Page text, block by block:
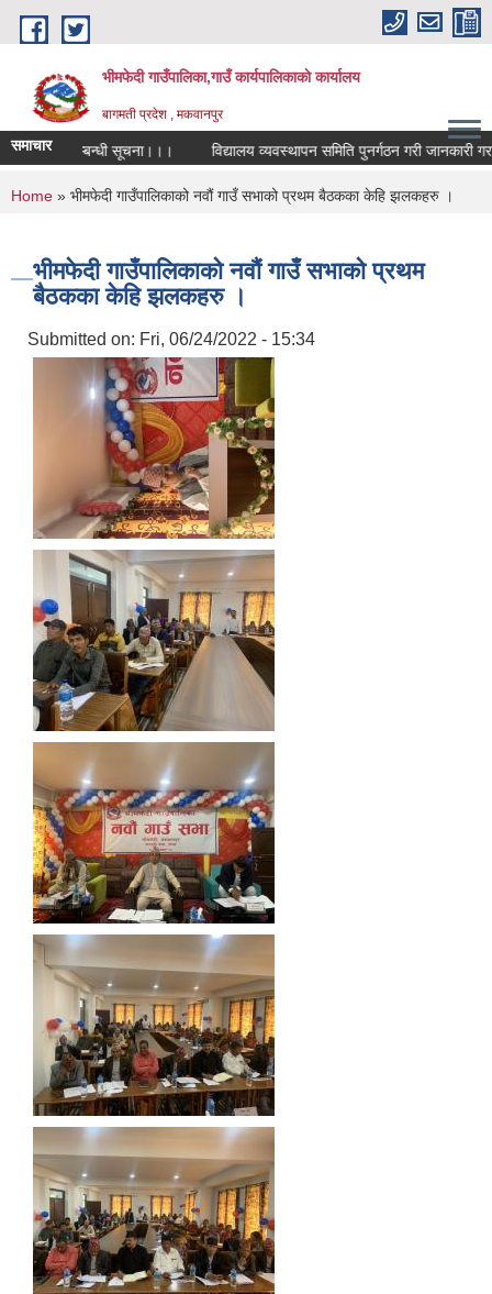
Skip to main content
भीमफेदी गाउँपालिका,गाउँ कार्यपालिकाकाे कार्यालय
बागमती प्रदेश , मकवानपुर
समाचारसम्बन्धी सूचना।।। विद्यालय व्यवस्थापन समिति पुनर्गठन गरी जानकारी
You are here
Home » भीमफेदी गाउँपालिकाको नवौं गाउँ सभाको प्रथम बैठकका केहि झलकहरु ।
भीमफेदी गाउँपालिकाको नवौं गाउँ सभाको प्रथम
बैठकका केहि झलकहरु ।
Submitted on: Fri, 06/24/2022 - 15:34